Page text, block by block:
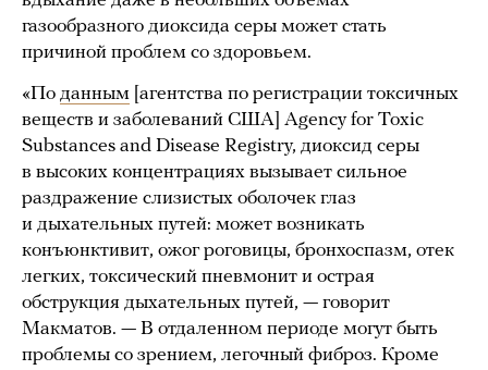
газообразного диоксида серы может стать
причиной проблем со здоровьем.
«По данным [агентства по регистрации токсичных
веществ и заболеваний США] Agency for Toxic
Substances and Disease Registry, диоксид серы
в высоких концентрациях вызывает сильное
раздражение слизистых оболочек глаз
и дыхательных путей: может возникать
конъюнктивит, ожог роговицы, бронхоспазм, отек
легких, токсический пневмонит и острая
обструкция дыхательных путей, — говорит
Макматов. — В отдаленном периоде могут быть
проблемы со зрением, легочный фиброз. Кроме